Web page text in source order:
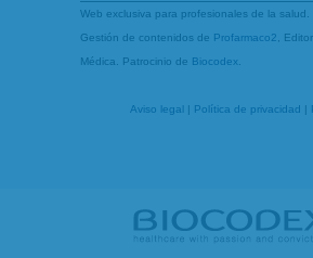
Web exclusiva para profesionales de la salud.
Gestión de contenidos de Profarmaco2 ,
Médica. Patrocinio de Biocodex
Aviso legal | Política de privacidad |